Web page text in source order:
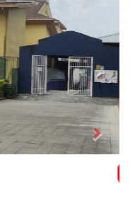
Next